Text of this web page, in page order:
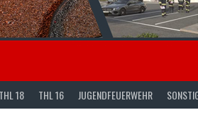
THL 18 THL 16 JUGENDFEUERWEHR